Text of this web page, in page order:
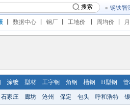
搜索 钢铁智
数据中心 钢厂 工地价 周均价
涂镀 型材 工字钢 角钢 槽钢 H型钢
石家庄 廊坊 沧州 保定 包头 呼和浩特